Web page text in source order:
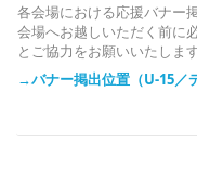
各会場における応援バナー
会場へお越しいただく前に
とご協力をお願いいたします
→バナー掲出位置（U-15／